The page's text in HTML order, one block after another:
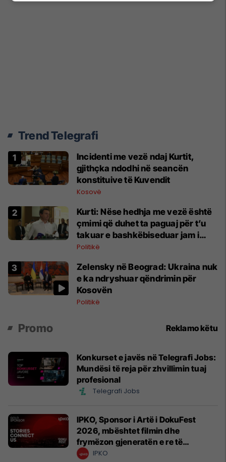
Trend Telegrafi
Incidenti me vezë ndaj Kurtit,
gjithçka ndodhi në seancën
konstituive të Kuvendit
Kosovë
Kurti: Nëse hedhja me vezë është
çmimi që duhet ta paguaj për t’u
takuar e bashkëbiseduar jam i
lumtur ta bëj këtë
Politikë
Zelensky në Beograd: Ukraina nuk
e ka ndryshuar qëndrimin për
Kosovën
Politikë
Promo Reklamo këtu
Konkurset e javës në Telegrafi Jobs:
Mundësi të reja për zhvillimin tuaj
profesional
Telegrafi Jobs
IPKO, Sponsor i Artë i DokuFest
2026, mbështet filmin dhe
frymëzon gjeneratën e re të
krijuesve
IPKO